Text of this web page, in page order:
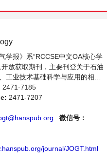
学报》系“RCCSE中文OA核心学
开放获取期刊，主要刊登关于石油
工业技术基础科学与应用的相关
果展示。本刊支持思想创新、学
科学，繁荣学术，集学术性、思
提供一个传播、分享和讨论分析
内不同方向问题与发展的交流平
油地质、石油物探与测井、油田
学、石油机械、电子工...
2471-7185
2471-7207
微信号：
journal/JOGT.html